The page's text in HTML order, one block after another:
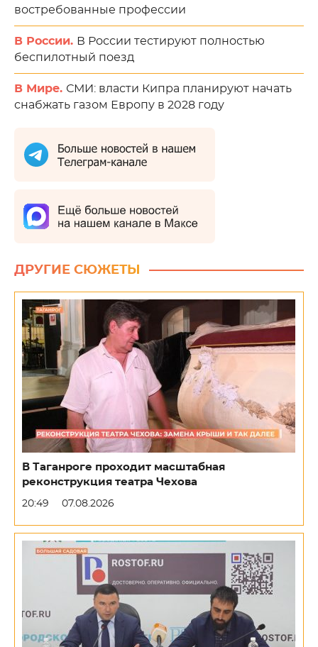
востребованные профессии
В России. В России тестируют полностью
беспилотный поезд
В Мире. СМИ: власти Кипра планируют начать
снабжать газом Европу в 2028 году
ДРУГИЕ СЮЖЕТЫ
В Таганроге проходит масштабная
реконструкция театра Чехова
20:49 07.08.2026